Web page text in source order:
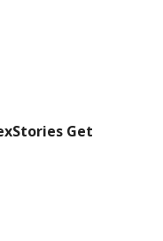
Get